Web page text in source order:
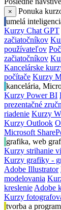
×
Ponuka
umelá
Kurzy Chat GPT
začiatočníkov
používateľov
začiatočníkov
Kancelárske
počítače Kurzy
kancelária,
Kurzy Power BI
prezentačné
riadenie Kurzy
Kurzy Outlook
Microsoft
grafika, web
Kurzy strihanie
Kurzy grafiky -
Adobe Illustrator
modelovania
kreslenie Adobe
Kurzy
tvorba a